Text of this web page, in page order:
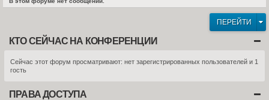
ПЕРЕЙТИ
КТО СЕЙЧАС НА КОНФЕРЕНЦИИ
Сейчас этот форум просматривают: нет зарегистрированных пользователей и 1
гость
ПРАВА ДОСТУПА